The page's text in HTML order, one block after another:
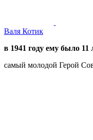
Валя Котик
в 1941 году ему было 11
самый молодой Герой